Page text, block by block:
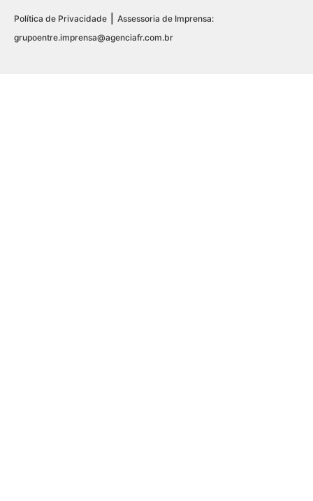
Política de Privacidade | Assessoria de Imprensa:
grupoentre.imprensa@agenciafr.com.br